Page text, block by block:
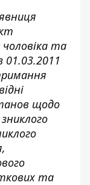
та
01.03.2011
щодо
та